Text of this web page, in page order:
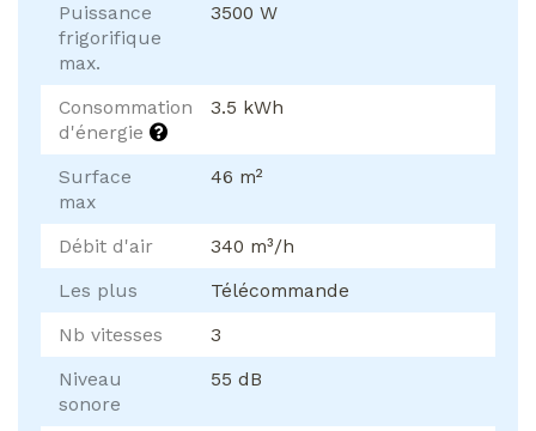
Puissance
frigorifique
max.
3500 W
Consommation
d'énergie
3.5 kWh
Surface
max
46 m²
Débit d'air
340 m³/h
Les plus
Télécommande
Nb vitesses
3
Niveau
sonore
55 dB